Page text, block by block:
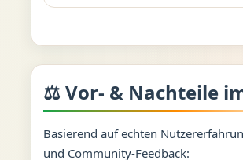
⚖️ Vor- & Nachteile
Basierend auf echten
und Community-Feedback: